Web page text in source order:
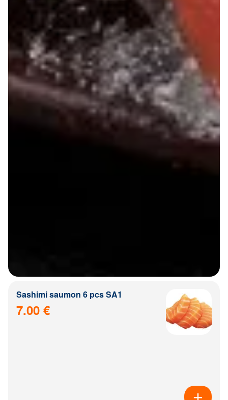
Sashimi saumon 6 pcs SA1
7.00 €